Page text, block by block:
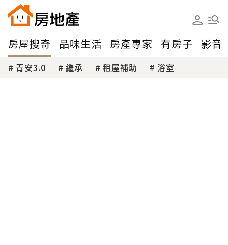
房屋搜奇 品味生活 房產專家 有房子 影音
青安3.0 繼承 租屋補助 浴室